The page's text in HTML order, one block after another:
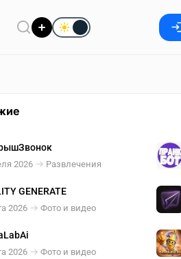
2026 Развлечения
GENERATE
2026 Фото и видео
2026 Фото и видео